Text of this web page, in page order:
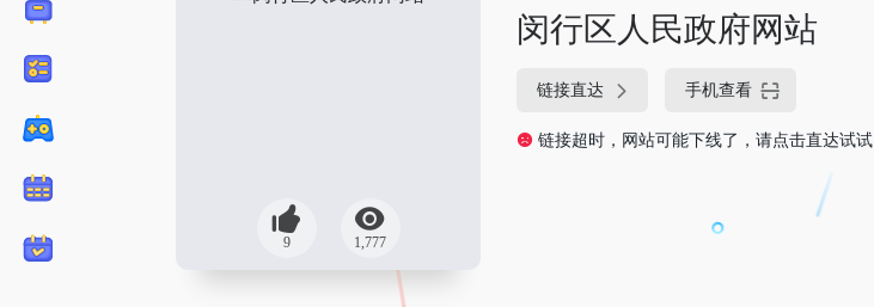
9 1,777
闵行区人民政府网站
链接直达 手机查看
链接超时，网站可能下线了，请点击直达试试